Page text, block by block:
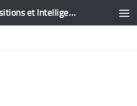
Communication, Transitions et Intelligence Territoriale